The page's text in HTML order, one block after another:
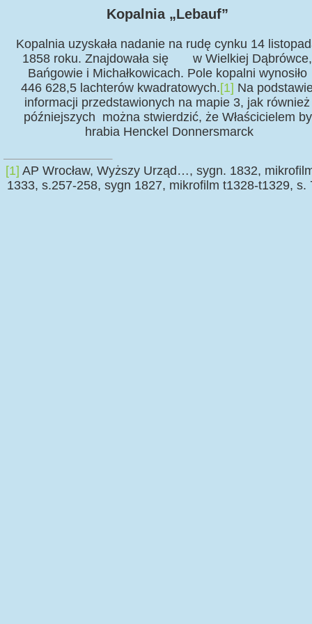
Kopalnia „Lebauf”
Kopalnia uzyskała nadanie na rudę cynku 14
1858 roku. Znajdowała się w Wielkiej Dąbrówce,
Bańgowie i Michałkowicach. Pole kopalni wynosiło
446 628,5 lachterów kwadratowych.[1] Na
informacji przedstawionych na mapie 3, jak również
późniejszych można stwierdzić, że Właścicielem
hrabia Henckel Donnersmarck
[1] AP Wrocław, Wyższy Urząd…, sygn. 1832,
1333, s.257-258, sygn 1827, mikrofilm t1328-t1329, s.